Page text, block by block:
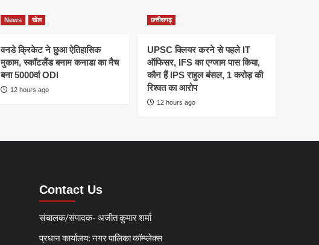
News खेल
वनडे क्रिकेट ने छुआ ऐतिहासिक
मुकाम, स्कॉटलैंड बनाम कनाडा का मैच
बना 5000वां ODI
12 hours ago
छत्तीसगढ़
UPSC क्लियर करने से पहले IT
ऑफिसर, IFS का एग्जाम पास किया,
कौन हैं IPS राहुल बंसल, 1 करोड़ की
रिश्वत का आरोप
12 hours ago
Contact Us
संचालक/संपादक- अजीत कुमार शर्मा
प्रधान कार्यालय: नगर पालिका कॉम्प्लेक्स